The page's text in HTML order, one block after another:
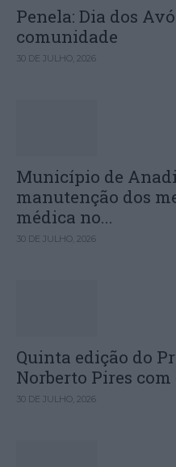
Penela: Dia dos
comunidade
30 DE JULHO, 2026
Município de
manutenção dos
médica no...
30 DE JULHO, 2026
Quinta edição do
Norberto Pires
30 DE JULHO, 2026